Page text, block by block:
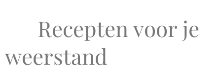
🍴 Recepten voor je
weerstand